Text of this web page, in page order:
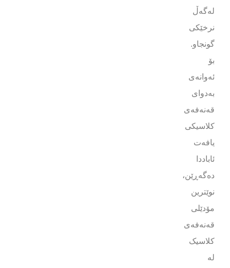
لەگەڵ
نرخێکی
گونجاو.
بۆ
ئەوانەی
بەدوای
قەنەفەی
کلاسیکی
یافەت
ئاباددا
دەگەڕێن،
نوێترین
مۆدێلی
قەنەفەی
کلاسیک
لە